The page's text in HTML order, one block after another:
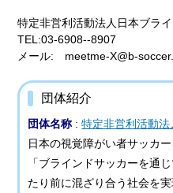
特定非営利活動法人日本ブラ
TEL:03-6908--8907
メール: meetme-X@b-
団体紹介
団体名称 :特定非営利活動
日本の視覚障がい者サッカ
「ブラインドサッカーを通
たり前に混ざり合う社会を